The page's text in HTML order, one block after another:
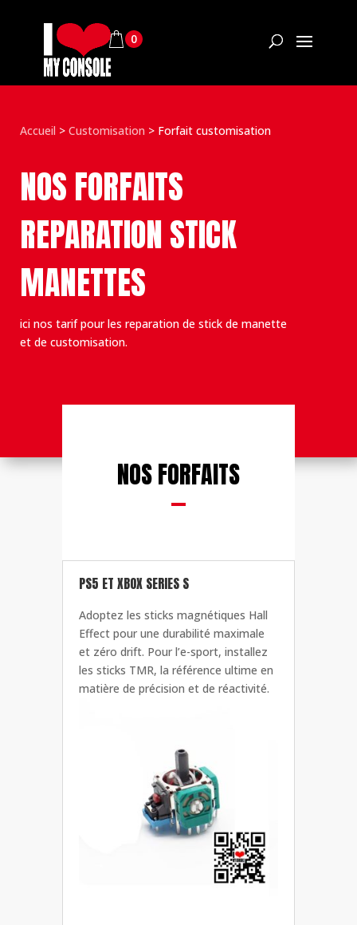
0
Accueil > Customisation > Forfait customisation
NOS FORFAITS
REPARATION STICK
MANETTES
ici nos tarif pour les reparation de stick de manette
et de customisation.
NOS FORFAITS
PS5 ET XBOX SERIES S
Adoptez les sticks magnétiques Hall
Effect pour une durabilité maximale
et zéro drift. Pour l’e-sport, installez
les sticks TMR, la référence ultime en
matière de précision et de réactivité.